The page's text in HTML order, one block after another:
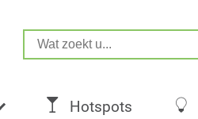
Hotspots